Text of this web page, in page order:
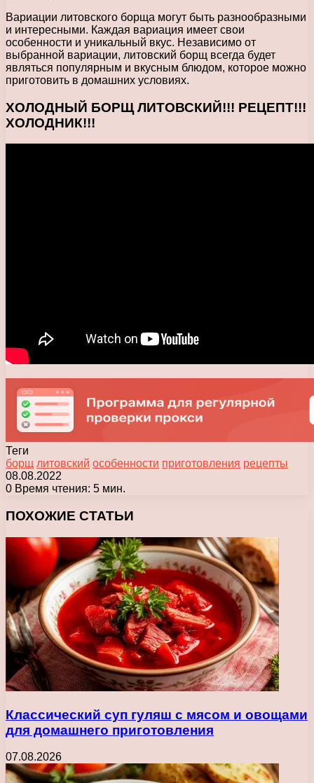
Вариации литовского борща могут быть разнообразными
и интересными. Каждая вариация имеет свои
особенности и уникальный вкус. Независимо от
выбранной вариации, литовский борщ всегда будет
являться популярным и вкусным блюдом, которое можно
приготовить в домашних условиях.
ХОЛОДНЫЙ БОРЩ ЛИТОВСКИЙ!!! РЕЦЕПТ!!!
ХОЛОДНИК!!!
Теги
борщ литовский особенности приготовления рецепты
08.08.2022
0 Время чтения: 5 мин.
ПОХОЖИЕ СТАТЬИ
Классический суп гуляш с мясом и овощами
для домашнего приготовления
07.08.2026